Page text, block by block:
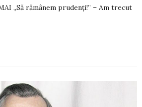
„Să rămânem prudenți!” – Am trecut